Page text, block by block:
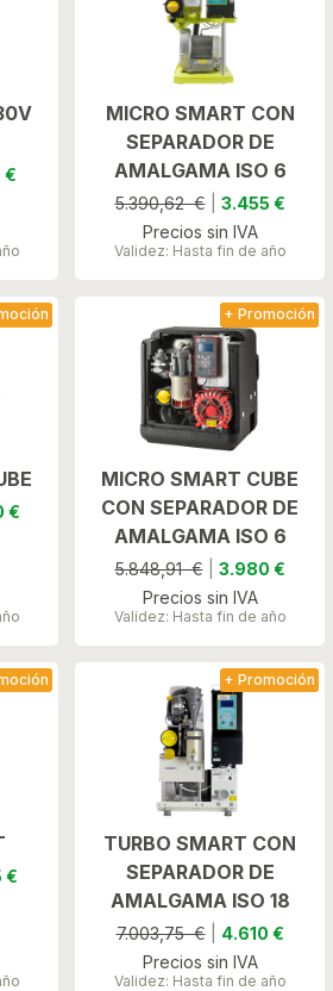
€
MICRO SMART CON
SEPARADOR DE
AMALGAMA ISO 6
5.390,62 €| 3.455 €
Precios sin IVA
Validez: Hasta fin de año
€
MICRO SMART CUBE
CON SEPARADOR DE
AMALGAMA ISO 6
5.848,91 €| 3.980 €
Precios sin IVA
Validez: Hasta fin de año
+ Promoción
€
TURBO SMART CON
SEPARADOR DE
AMALGAMA ISO 18
7.003,75 €| 4.610 €
Precios sin IVA
Validez: Hasta fin de año
+ Promoción